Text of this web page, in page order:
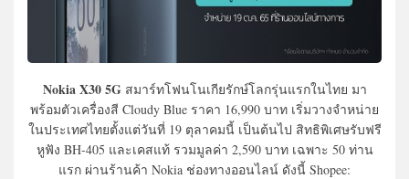
Nokia X30 5Gสมาร์ทโฟนโนเกียรักษ์โลกรุ่นแรกในไทย มา
พร้อมตัวเครื่องสี Cloudy Blue ราคา 16,990 บาท เริ่มวางจำหน่าย
ในประเทศไทยตั้งแต่วันที่ 19 ตุลาคมนี้ เป็นต้นไป สิทธิพิเศษรับฟรี
หูฟัง BH-405 และเคสแท้ รวมมูลค่า 2,590 บาท เฉพาะ 50 ท่าน
แรก ผ่านร้านค้า Nokia ช่องทางออนไลน์ ดังนี้ Shopee: